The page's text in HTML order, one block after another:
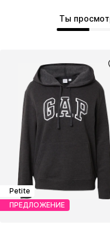
Ты
Petite
ПРЕДЛОЖЕНИЕ